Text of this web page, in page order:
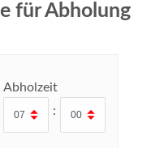
für Abholung
Abholzeit
: